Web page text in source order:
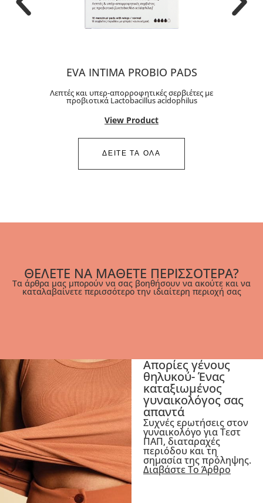
EVA INTIMA PROBIO PADS
Λεπτές και υπερ-απορροφητικές σερβιέτες με
προβιοτικά Lactobacillus acidophilus
View Product
ΔΕΙΤΕ ΤΑ ΟΛΑ
ΘΕΛΕΤΕ ΝΑ ΜΑΘΕΤΕ ΠΕΡΙΣΣΟΤΕΡΑ?
Τα άρθρα μας μπορούν να σας βοηθήσουν να ακούτε και να
καταλαβαίνετε περισσότερο την ιδιαίτερη περιοχή σας
Απορίες γένους
θηλυκού- Ένας
καταξιωμένος
γυναικολόγος σας
απαντά
Συχνές ερωτήσεις στον
γυναικολόγο για Τεστ
ΠΑΠ, διαταραχές
περιόδου και τη
σημασία της πρόληψης.
Διαβάστε Το Άρθρο